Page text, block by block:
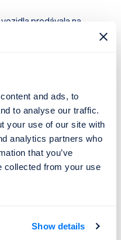
and ads, to
to analyse our traffic.
your use of our site with
analytics partners who
that you’ve
collected from your use
Show details
prodávala na
bylo větší
vedle BMW
v Česku dosáhlo
je však oproti řadě 5
v obou zemích Škoda
měla oproti